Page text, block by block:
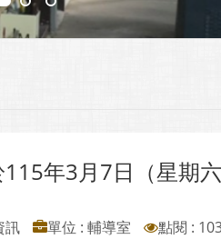
年3月7日（星期
訊 單位 : 輔導室
點閱 :